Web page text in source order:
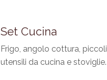
Set Cucina
Frigo, angolo cottura, piccoli
utensili da cucina e stoviglie.